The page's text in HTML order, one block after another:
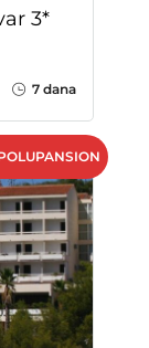
3*
7 dana